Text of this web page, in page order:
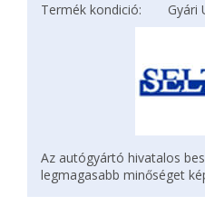
Termék kondició:
Gyári
Az autógyártó hivatalos
legmagasabb minőséget